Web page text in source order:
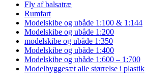
Fly af balsatræ
Rumfart
Modelskibe og ubåde 1:100 & 1:144
Modelskibe og ubåde 1:200
modelskibe og ubåde 1:350
Modelskibe og ubåde 1:400
Modelskibe og ubåde 1:600 – 1:700
Modelbyggesæt alle størrelse i plastik